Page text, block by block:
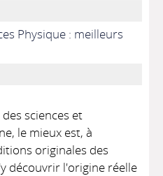
Physique : meilleurs
sciences et
le mieux est, à
originales des
découvrir l'origine réelle